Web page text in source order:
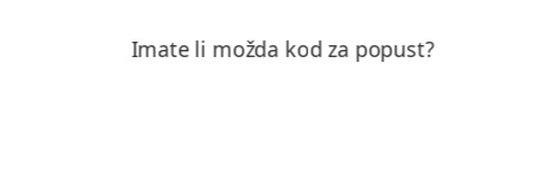
Imate li možda kod za popust?